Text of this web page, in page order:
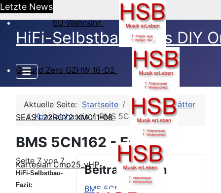
Letzte News
EU-Wahnsinn
Ground Zero GZHW 16-D2
SEAS L22ROY2 XM011-08
Kartesian Cmp25_vHP
HiFi-Selbstbau - Das DIY
Aktuelle Seite: Startseite
HSB-Datenblätter
Koaxialchassis
BMS 5CN162
BMS 5CN162 - Fazit
Beitragsseiten
BMS 5CN162
Seite 7 von 7
HiFi-Selbstbau-
Fazit: